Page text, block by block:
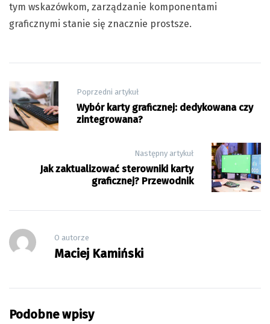
tym wskazówkom, zarządzanie komponentami
graficznymi stanie się znacznie prostsze.
Nawigacja
wpisu
Poprzedni artykuł
Wybór karty graficznej: dedykowana czy
zintegrowana?
Następny artykuł
Jak zaktualizować sterowniki karty
graficznej? Przewodnik
O autorze
Maciej Kamiński
Podobne wpisy